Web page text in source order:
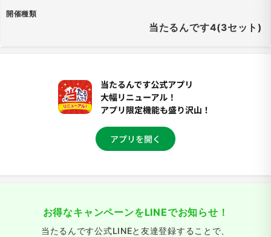
開催種類
当たるんです4(3セット)
お得なキャンペーンをLINEでお知らせ！
当たるんです公式LINEと友達登録することで、